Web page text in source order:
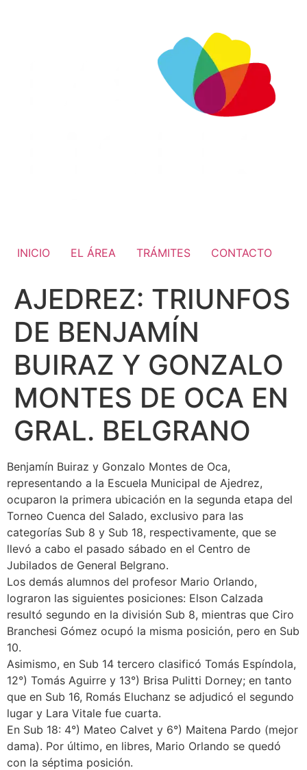
INICIO EL ÁREA TRÁMITES CONTACTO
AJEDREZ: TRIUNFOS
DE BENJAMÍN
BUIRAZ Y GONZALO
MONTES DE OCA EN
GRAL. BELGRANO
Benjamín Buiraz y Gonzalo Montes de Oca,
representando a la Escuela Municipal de Ajedrez,
ocuparon la primera ubicación en la segunda etapa del
Torneo Cuenca del Salado, exclusivo para las
categorías Sub 8 y Sub 18, respectivamente, que se
llevó a cabo el pasado sábado en el Centro de
Jubilados de General Belgrano.
Los demás alumnos del profesor Mario Orlando,
lograron las siguientes posiciones: Elson Calzada
resultó segundo en la división Sub 8, mientras que Ciro
Branchesi Gómez ocupó la misma posición, pero en Sub
10.
Asimismo, en Sub 14 tercero clasificó Tomás Espíndola,
12°) Tomás Aguirre y 13°) Brisa Pulitti Dorney; en tanto
que en Sub 16, Romás Eluchanz se adjudicó el segundo
lugar y Lara Vitale fue cuarta.
En Sub 18: 4°) Mateo Calvet y 6°) Maitena Pardo (mejor
dama). Por último, en libres, Mario Orlando se quedó
con la séptima posición.